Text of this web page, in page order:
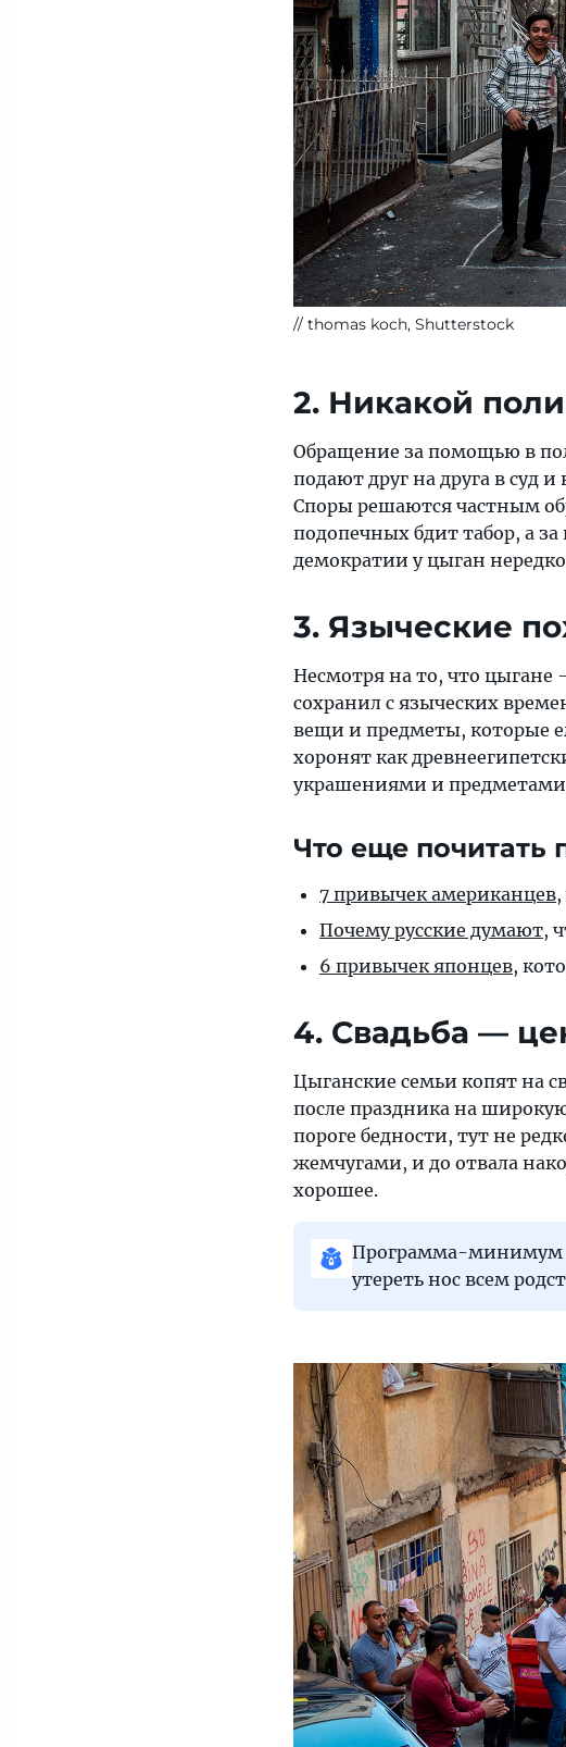
thomas koch, Shutterstock
2. Никакой
Обращение за помощью в
подают друг на друга в суд
Споры решаются частным
подопечных бдит табор, а
демократии у цыган
3. Языческие
Несмотря на то, что
сохранил с языческих
вещи и предметы, которые
хоронят как
украшениями и
Что еще почитать
7 привычек американцев
Почему русские думают,
6 привычек японцев,
4. Свадьба —
Цыганские семьи копят на
после праздника на
пороге бедности, тут не
жемчугами, и до отвала
хорошее.
Программа-минимум
утереть нос всем